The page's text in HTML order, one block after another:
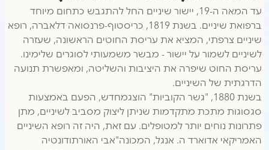
עד המאה ה-19, יישור שיניים החל להתגבש כתחום מיוחד
ברפואת שיניים. בשנת 1819, כריסטוף-פרנסואה דלאברה, רופא
שיניים צרפתי, המציא את עריסת החוטים הראשונה, שעזרה
לשיניים לשמור על יישור - מבשר משמעותי לסוגרים שלימינו.
עריסת החוט שיפרה את היציבות והשליטה, ומאפשרת תנועה
הדרגתית של השיניים.
בשנת 1880, "גשר הקוביות" הוצגמחדש, הפעם באמצעות
סגסוגות מתכת מתקדמות שניתן ליצוק מסביב לשיניים, מתן
פתרונות נוחים יותר למטופלים. עם זאת, היה זה רופא השיניים
האמריקאי אדוארד ה. אנגל, המכונה"אבי האורתודונטיה